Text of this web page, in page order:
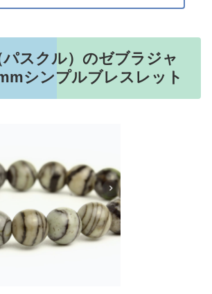
スクル）のゼブラジャ
シンプルブレスレット